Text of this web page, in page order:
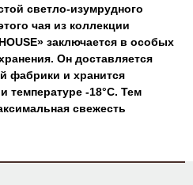
светло-изумрудного
чая из коллекции
заключается в особых
Он доставляется
фабрики и хранится
температуре -18°C. Тем
свежесть